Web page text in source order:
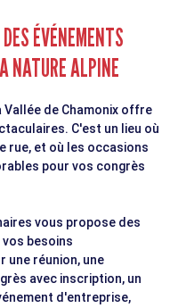
ÉVÉNEMENTS
NATURE ALPINE
Vallée de Chamonix offre
C'est un lieu où
rue, et où les occasions
pour vos congrès
vous propose des
besoins
une réunion, une
avec inscription, un
d'entreprise,